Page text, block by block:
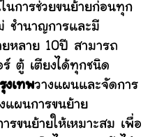
การช่วยขนย้ายก่อนทุก
ชำนาญการและมี
หลาย 10ปี สามารถ
ตู้ เตียงได้ทุกชนิด
งเทพวางแผนและจัดการ
แผนการขนย้าย
รขนย้ายให้เหมาะสม เพื่อ